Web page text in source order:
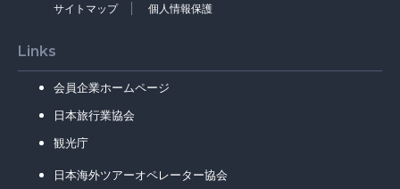
サイトマップ 個人情報保護
Links
会員企業ホームページ
日本旅行業協会
観光庁
日本海外ツアーオペレーター協会